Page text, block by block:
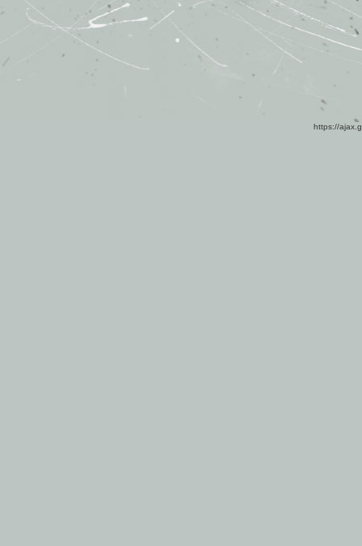
https://